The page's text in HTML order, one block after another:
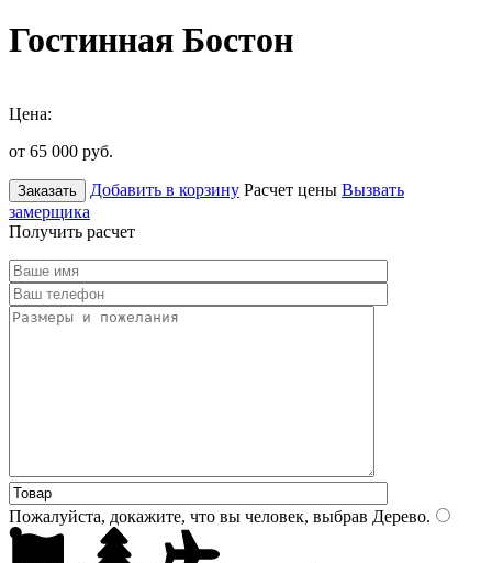
Гостинная Бостон
Цена:
от 65 000 руб.
Заказать Добавить в корзину Расчет цены Вызвать
замерщика
Получить расчет
Пожалуйста, докажите, что вы человек, выбрав Дерево.